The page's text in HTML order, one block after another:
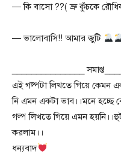
— কি বাসো ??( ভ্রু কুঁচকে
— ভালোবাসি!! আমার জুটি
_______________
এই গল্পটা লিখতে গিয়ে কেমন
নি এমন একটা ভাব।।মনে হচ্ছে
গল্প লিখতে গিয়ে এমন
করলাম।।
ধন্যবাদ